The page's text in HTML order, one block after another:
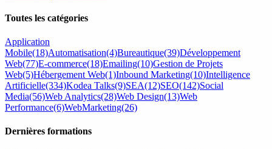
Toutes les catégories
Application
Mobile(18)Automatisation(4)Bureautique(39)Développement
Web(77)E-commerce(18)Emailing(10)Gestion de Projets
Web(5)Hébergement Web(1)Inbound Marketing(10)Intelligence
Artificielle(334)Kodea Talks(9)SEA(12)SEO(142)Social
Media(56)Web Analytics(28)Web Design(13)Web
Performance(6)WebMarketing(26)
Dernières formations